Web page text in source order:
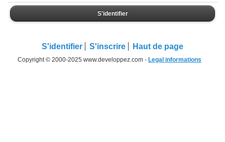
S'identifier
S'identifier S'inscrire Haut de page
Copyright © 2000-2025 www.developpez.com - Legal informations